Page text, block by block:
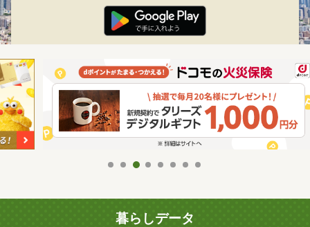
暮らしデータ